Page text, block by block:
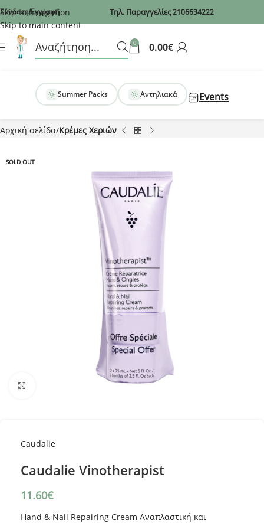
Recaptcha
Skip to navigation
Skip to main content
Σύνδεση/Εγγραφή Τηλ. Παραγγελίες2106634222
0 0.00€
Summer Packs Αντηλιακά Events
Αρχική σελίδα Κρέμες Χεριών
SOLD OUT
Caudalie
Caudalie Vinotherapist
11.60€
Hand & Nail Repairing Cream Αναπλαστική και